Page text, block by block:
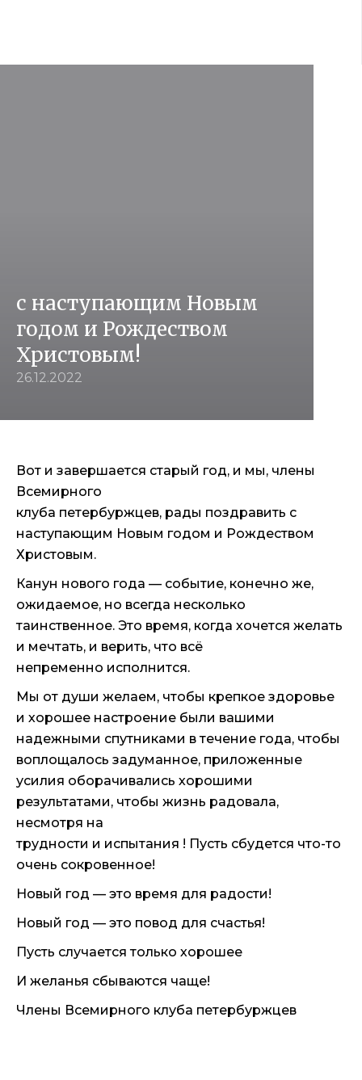
с наступающим Новым
годом и Рождеством
Христовым!
26.12.2022
Вот и завершается старый год, и мы, члены
Всемирного
клуба петербуржцев, рады поздравить с
наступающим Новым годом и Рождеством
Христовым.
Канун нового года — событие, конечно же,
ожидаемое, но всегда несколько
таинственное. Это время, когда хочется желать
и мечтать, и верить, что всё
непременно исполнится.
Мы от души желаем, чтобы крепкое здоровье
и хорошее настроение были вашими
надежными спутниками в течение года, чтобы
воплощалось задуманное, приложенные
усилия оборачивались хорошими
результатами, чтобы жизнь радовала,
несмотря на
трудности и испытания ! Пусть сбудется что-то
очень сокровенное!
Новый год — это время для радости!
Новый год — это повод для счастья!
Пусть случается только хорошее
И желанья сбываются чаще!
Члены Всемирного клуба петербуржцев